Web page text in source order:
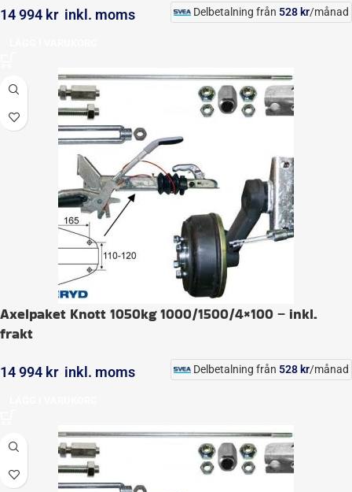
14 994 kr inkl. moms Delbetalning från 528 kr/månad
Axelpaket Knott 1050kg 1000/1500/4×100 – inkl.
frakt
14 994 kr inkl. moms Delbetalning från 528 kr/månad